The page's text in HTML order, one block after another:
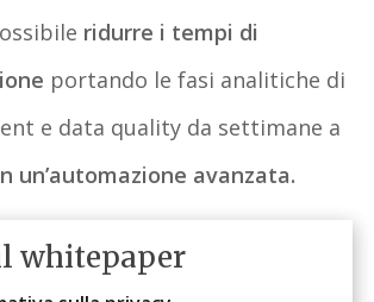
ridurre i tempi di
portando le fasi analitiche di
e data quality da settimane a
un’automazione avanzata.
whitepaper